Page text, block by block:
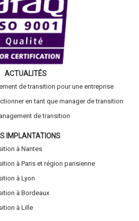
ACTUALITÉS
de transition pour une entreprise
en tant que manager de transition
de transition
IMPLANTATIONS
à Nantes
à Paris et région parisienne
à Lyon
à Bordeaux
à Lille